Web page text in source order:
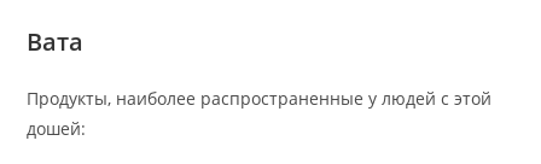
Вата
Продукты, наиболее распространенные у людей с этой
дошей: